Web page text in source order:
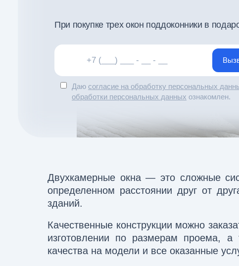
При покупке трех окон поддоконники в
Даю согласие на обработку персональных
обработки персональных данных ознакомлен.
Двухкамерные окна — это сложные
определенном расстоянии друг от
зданий.
Качественные конструкции можно
изготовлении по размерам проема,
качества на модели и все оказанные